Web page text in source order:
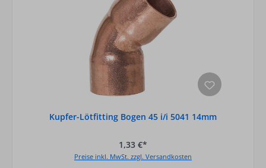
Kupfer-Lötfitting Bogen 45 i/i 5041 14mm
1,33 €*
Preise inkl. MwSt. zzgl. Versandkosten